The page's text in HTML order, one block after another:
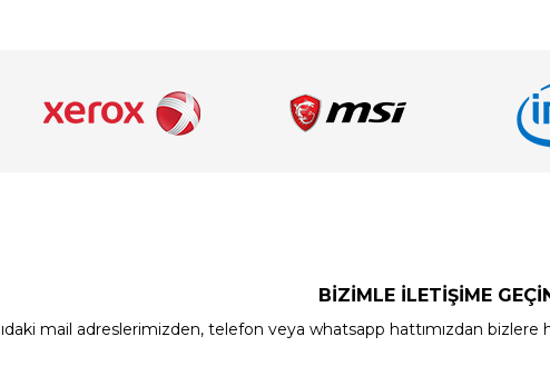
BİZİMLE İLETİŞİME
mail adreslerimizden, telefon veya whatsapp hattımızdan bizlere